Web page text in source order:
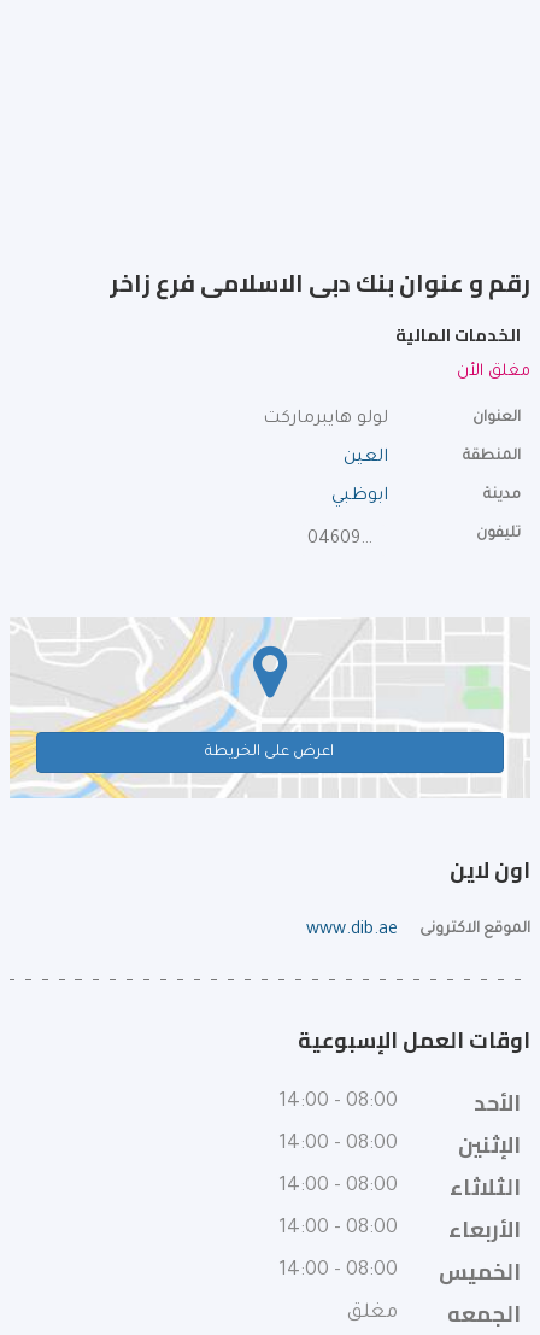
رقم و عنوان بنك دبى الاسلامى فرع زاخر
الخدمات المالية
مغلق الأن
العنوان لولو هايبرماركت
المنطقة العين
مدينة ابوظبي
تليفون 046092222
اعرض على الخريطة
اون لاين
الموقع الاكترونى www.dib.ae
اوقات العمل الإسبوعية
الأحد
08:00 - 14:00
الإثنين 08:00 - 14:00
الثلاثاء 08:00 - 14:00
الأربعاء 08:00 - 14:00
الخميس 08:00 - 14:00
الجمعه مغلق